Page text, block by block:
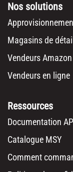
Nos solutions
Magasins de détail
Vendeurs Amazon
Vendeurs en ligne
Ressources
Documentation
Catalogue MSY
Comment